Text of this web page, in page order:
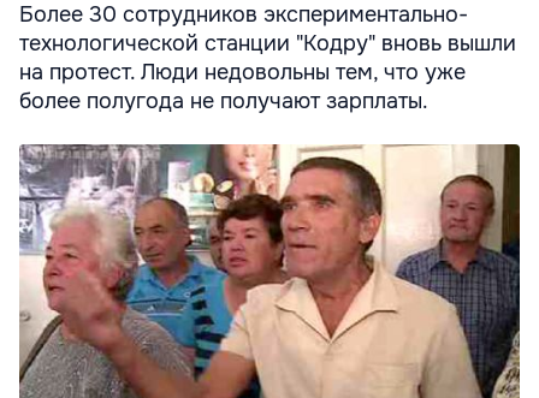
Более 30 сотрудников экспериментально-
технологической станции "Кодру" вновь вышли
на протест. Люди недовольны тем, что уже
более полугода не получают зарплаты.